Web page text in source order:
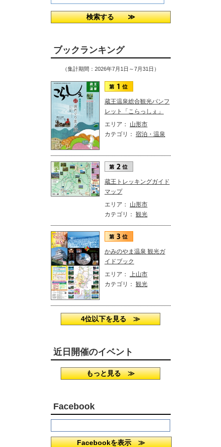
ブックランキング
（集計期間：2026年7月1日～7月31日）
蔵王温泉総合観光パンフ
レット「こらっしぇ」
エリア： 山形市
カテゴリ： 宿泊・温泉
蔵王トレッキングガイド
マップ
エリア： 山形市
カテゴリ： 観光
かみのやま温泉 観光ガ
イドブック
エリア：
上山市
カテゴリ： 観光
4位以下を見る ≫
近日開催のイベント
もっと見る ≫
Facebook
Facebookを表示 ≫